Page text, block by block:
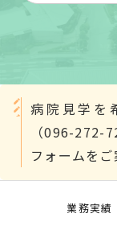
病院見学を
（096-272-
フォームを
業務実績